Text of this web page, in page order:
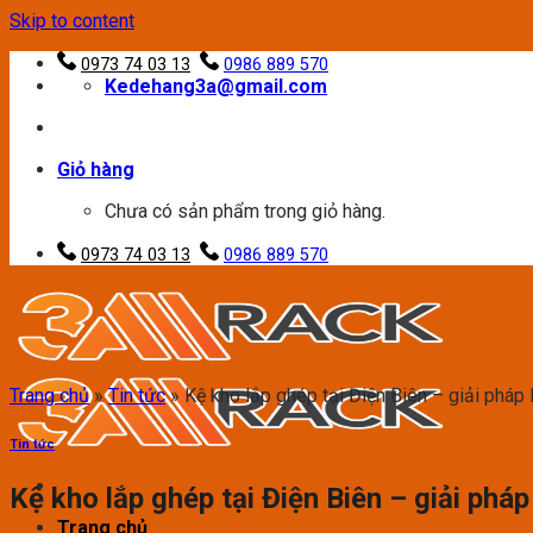
Skip to content
0973 74 03 13 0986 889 570
Kedehang3a@gmail.com
Giỏ hàng
Chưa có sản phẩm trong giỏ hàng.
0973 74 03 13 0986 889 570
Trang chủ
Trang chủ»Tin tức»Kệ kho lắp ghép tại Điện Biên – giải pháp
Tin tức
Kệ kho lắp ghép tại Điện Biên – giải